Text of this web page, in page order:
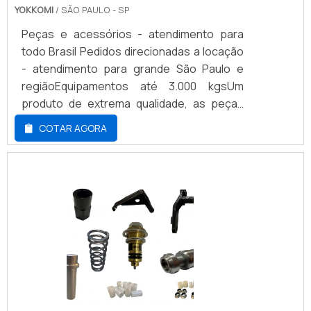
prazos.
YOKKOMI / SÃO PAULO - SP
Peças e acessórios - atendimento para
todo Brasil Pedidos direcionadas a locação
- atendimento para grande São Paulo e
regiãoEquipamentos até 3.000 kgsUm
produto de extrema qualidade, as peças
para empilhadeira Yale ganharam terreno
em todo o Brasil, estando presentes
atualmente em muitas empresas. Isso
função principal mover e levantar peças
pesadas. Geralmente possuem porte
largo, ao contrário das empilhadeiras
retráteis, que são mais compactas. É
necessário ter uma pessoa responsável
pelo direcionamento da máquina para
execução de tal tarefa. Demais
COTAR AGORA